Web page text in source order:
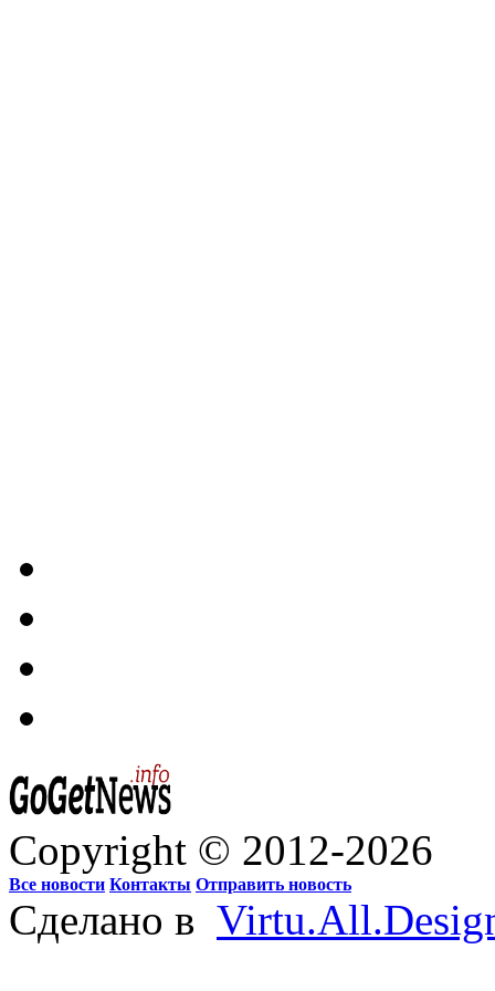
Copyright © 2012-2026
Все новости Контакты Отправить новость
Сделано в